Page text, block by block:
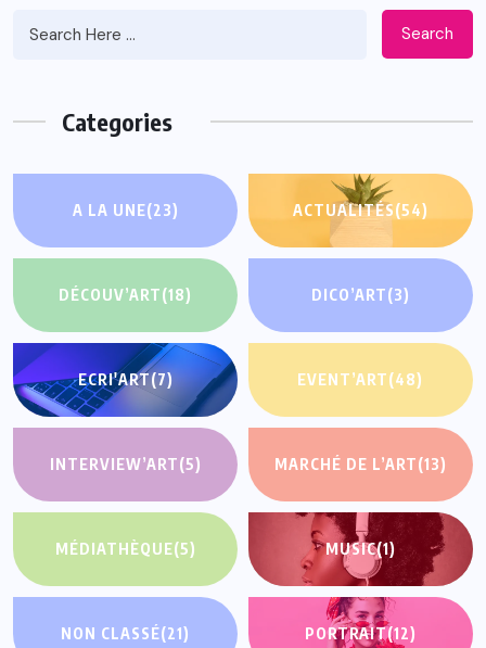
Search
Categories
A LA UNE(23) ACTUALITÉS(54)
DÉCOUV’ART(18) DICO’ART(3)
ECRI'ART(7) EVENT’ART(48)
INTERVIEW’ART(5) MARCHÉ DE L’ART(13)
MÉDIATHÈQUE(5) MUSIC(1)
NON CLASSÉ(21) PORTRAIT(12)